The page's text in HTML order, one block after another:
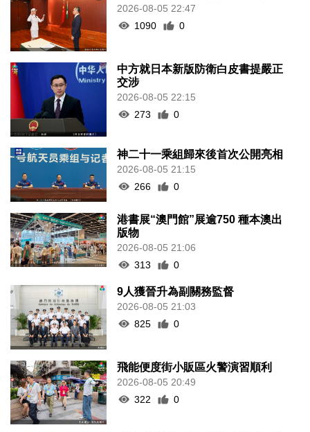
2026-08-05 22:47
1090
0
中方就日本新版防衛白皮書提嚴正
交涉
2026-08-05 22:15
273
0
神二十一乘組歸來後首次公開亮相
2026-08-05 21:15
266
0
港書展“澳門館”展逾750 種本澳出
版物
2026-08-05 21:06
313
0
9人獲晉升為副關務監督
2026-08-05 21:03
825
0
飛能便度街小販區火警演習順利
2026-08-05 20:49
322
0